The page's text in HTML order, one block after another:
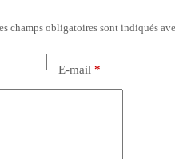
champs obligatoires sont indiqués
E-mail*